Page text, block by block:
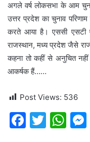
अगले वर्ष लोकसभा के आम
उत्तर प्रदेश का चुनाव
करते आया है। एससी एसटी
राजस्थान, मध्य प्रदेश जैसे
कहना तो कहीं से अनुचित नहीं
आकर्षक हैं……
Post Views: 536
F
T
W